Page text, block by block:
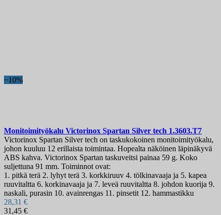
−10%
Monitoimityökalu Victorinox Spartan Silver tech 1.3603.T7
Victorinox Spartan Silver tech on taskukokoinen monitoimityökalu,
johon kuuluu 12 erillaista toimintaa. Hopealta näköinen läpinäkyvä
ABS kahva. Victorinox Spartan taskuveitsi painaa 59 g. Koko
suljettuna 91 mm. Toiminnot ovat:
1. pitkä terä 2. lyhyt terä 3. korkkiruuv 4. tölkinavaaja ja 5. kapea
ruuvitaltta 6. korkinavaaja ja 7. leveä ruuvitaltta 8. johdon kuorija 9.
naskali, purasin 10. avainrengas 11. pinsetit 12. hammastikku
28,31 €
31,45 €